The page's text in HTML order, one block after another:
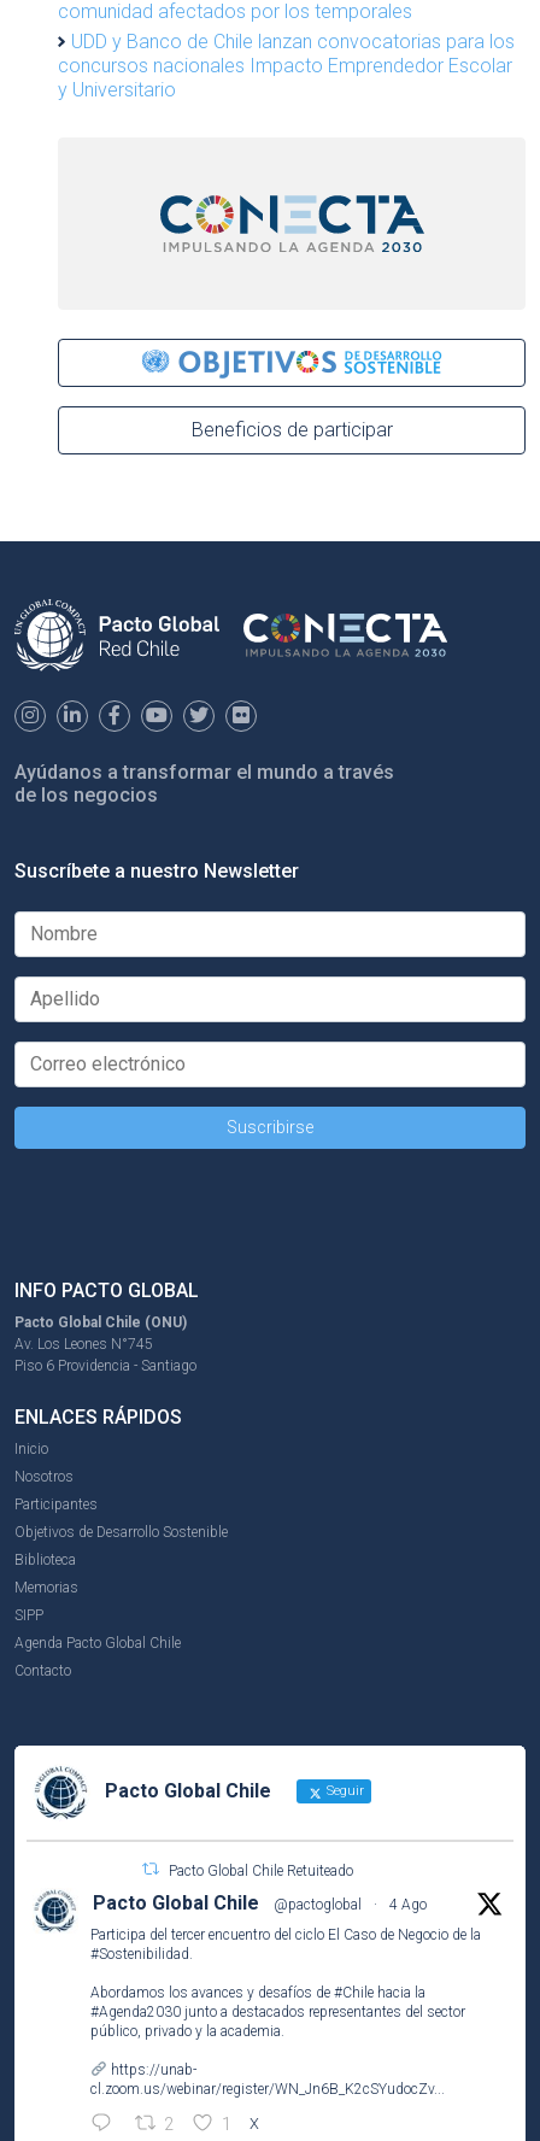
comunidad afectados por los temporales
UDD y Banco de Chile lanzan convocatorias para los
concursos nacionales Impacto Emprendedor Escolar
y Universitario
Beneficios de participar
Ayúdanos a transformar el mundo a través
de los negocios
Suscríbete a nuestro Newsletter
INFO PACTO GLOBAL
Pacto Global Chile (ONU)
Av. Los Leones N°745
Piso 6 Providencia - Santiago
ENLACES RÁPIDOS
Inicio
Nosotros
Participantes
Objetivos de Desarrollo Sostenible
Biblioteca
Memorias
SIPP
Agenda Pacto Global Chile
Contacto
Pacto Global Chile Seguir
Pacto Global Chile Retuiteado
Pacto Global Chile @pactoglobal ·
4 Ago
Participa del tercer encuentro del ciclo El Caso de Negocio de la
#Sostenibilidad
Abordamos los avances y desafíos de #Chile hacia la
#Agenda2030 junto a destacados representantes del sector
público, privado y la academia.
https://unab-
cl.zoom.us/webinar/register/WN_Jn6B_K2cSYudocZv...
2 1 X